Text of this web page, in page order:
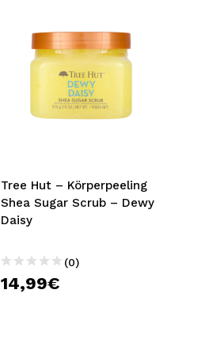
Tree Hut – Körperpeeling
Shea Sugar Scrub – Dewy
Daisy
(0)
14,99€